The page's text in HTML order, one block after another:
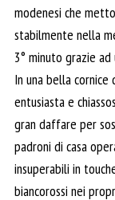
modenesi che
stabilmente nella
3° minuto grazie
In una bella
entusiasta e
gran daffare per
padroni di casa
insuperabili in
biancorossi nei